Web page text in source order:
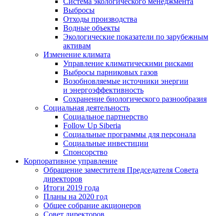
Выбросы
Отходы производства
Водные объекты
Экологические показатели по зарубежным
активам
Изменение климата
Управление климатическими рисками
Выбросы парниковых газов
Возобновляемые источники энергии
и энергоэффективность
Сохранение биологического разнообразия
Социальная деятельность
Социальное партнерство
Follow Up Siberia
Социальные программы для персонала
Социальные инвестиции
Спонсорство
Корпоративное управление
Обращение заместителя Председателя Совета
директоров
Итоги 2019 года
Планы на 2020 год
Общее собрание акционеров
Совет директоров